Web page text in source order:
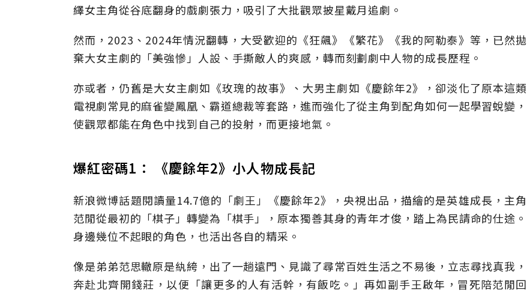
繹女主角從谷底翻身的戲劇張力，吸引了大批觀眾披星戴月追劇。
然而，2023、2024年情況翻轉，大受歡迎的《狂飆》《繁花》《我的阿勒泰》等，已然拋
棄大女主劇的「美強慘」人設、手撕敵人的爽感，轉而刻劃劇中人物的成長歷程。
亦或者，仍舊是大女主劇如《玫瑰的故事》、大男主劇如《慶餘年2》，卻淡化了原本這類
電視劇常見的麻雀變鳳凰、霸道總裁等套路，進而強化了從主角到配角如何一起學習蛻變，
使觀眾都能在角色中找到自己的投射，而更接地氣。
爆紅密碼1： 《慶餘年2》小人物成長記
新浪微博話題閱讀量14.7億的「劇王」《慶餘年2》，央視出品，描繪的是英雄成長，主角
范閒從最初的「棋子」轉變為「棋手」，原本獨善其身的青年才俊，踏上為民請命的仕途。
身邊幾位不起眼的角色，也活出各自的精采。
像是弟弟范思轍原是紈絝，出了一趟遠門、見識了尋常百姓生活之不易後，立志尋找真我，
奔赴北齊開錢莊，以便「讓更多的人有活幹，有飯吃。」再如副手王啟年，冒死陪范閒回